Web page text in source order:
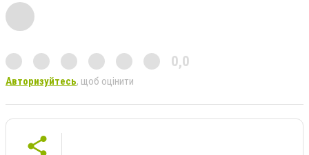
0,0
Авторизуйтесь, щоб оцінити